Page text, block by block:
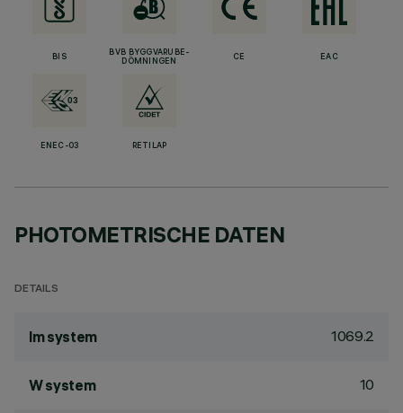
BIS
BVB BYGGVARUBE-
DÖMNINGEN
CE EAC
ENEC-03 RETILAP
PHOTOMETRISCHE DATEN
DETAILS
lm system 1069.2
W system 10